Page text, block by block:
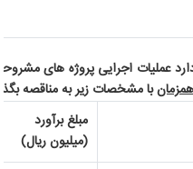
عملیات اجرایی پروژه های
با مشخصات زیر به مناقصه
مبلغ برآورد
(میلیون ریال)